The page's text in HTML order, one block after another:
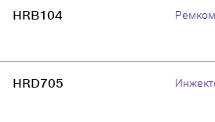
HRB104
HRD705